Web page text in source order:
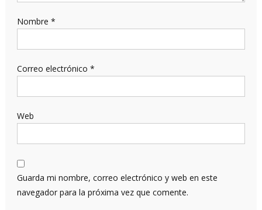
Nombre *
Correo electrónico *
Web
Guarda mi nombre, correo electrónico y web en este
navegador para la próxima vez que comente.